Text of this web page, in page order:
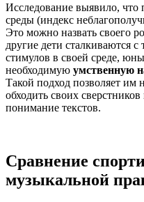
Исследование выявило, что
среды (индекс
Это можно назвать своего
другие дети сталкиваются с
стимулов в своей среде,
необходимую умственную
Такой подход позволяет им
обходить своих
понимание текстов.
Сравнение
музыкальной